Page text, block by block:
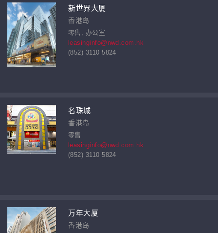
新世界大厦
香港岛
零售, 办公室
leasinginfo@nwd.com.hk
(852) 3110 5824
名珠城
香港岛
零售
leasinginfo@nwd.com.hk
(852) 3110 5824
万年大厦
香港岛